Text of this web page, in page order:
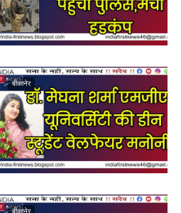
बीकानेर
बीकानेर